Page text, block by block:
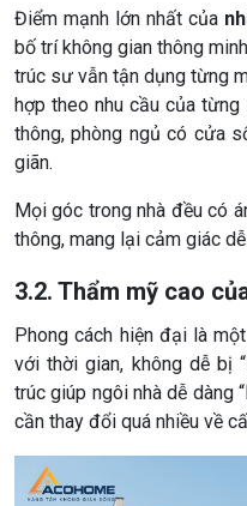
Điểm mạnh lớn nhất của
bố trí không gian thông
trúc sư vẫn tận dụng từng
hợp theo nhu cầu của
thông, phòng ngủ có cửa
giãn.
Mọi góc trong nhà đều có
thông, mang lại cảm giác
3.2. Thẩm mỹ cao
Phong cách hiện đại là
với thời gian, không dễ bị
trúc giúp ngôi nhà dễ dàng
cần thay đổi quá nhiều về